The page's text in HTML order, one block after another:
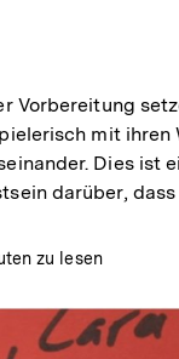
Vorbereitung
mit ihren
Dies ist
darüber,
zu lesen